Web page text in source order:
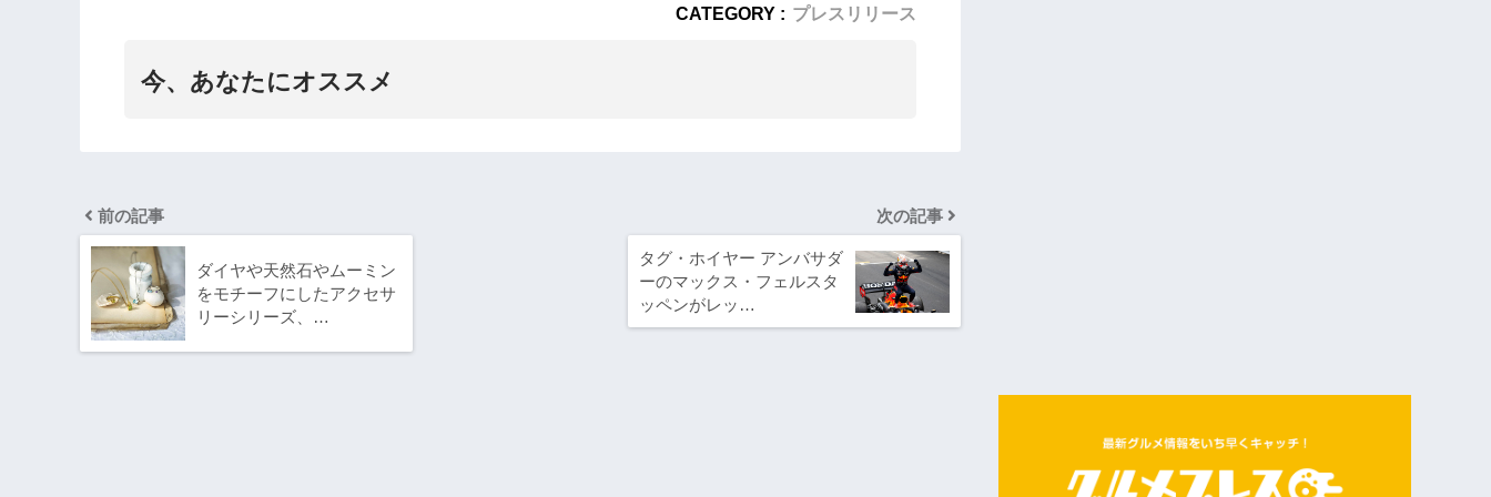
CATEGORY : プレスリリース
今、あなたにオススメ
前の記事
ダイヤや天然石やムーミン
をモチーフにしたアクセサ
リーシリーズ、…
次の記事
タグ・ホイヤー アンバサダ
ーのマックス・フェルスタ
ッペンがレッ…